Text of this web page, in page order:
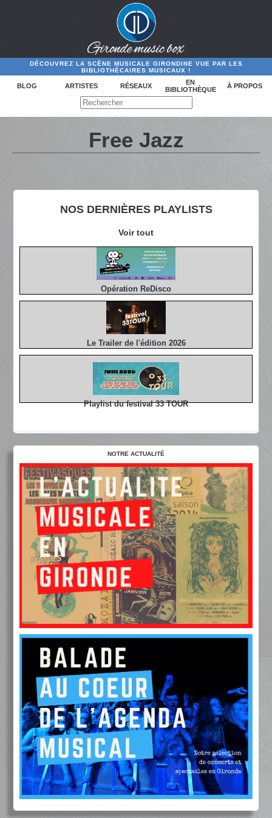
DÉCOUVREZ LA SCÈNE MUSICALE GIRONDINE VUE PAR LES
BIBLIOTHÉCAIRES MUSICAUX !
BLOG ARTISTES RÉSEAUX
EN
BIBLIOTHÈQUE
À PROPOS
NOS DERNIÈRES PLAYLISTS
Voir tout
Opération ReDisco
Le Trailer de l'édition 2026
Playlist du festival 33 TOUR
Free Jazz
NOTRE ACTUALITÉ